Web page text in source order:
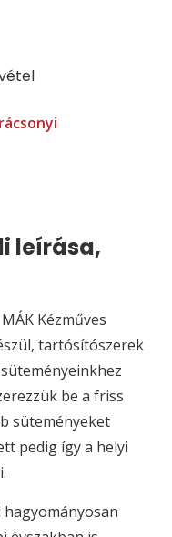
leírása,
Kézműves
tartósítószerek
be a friss
süteményeket
pedig így a helyi